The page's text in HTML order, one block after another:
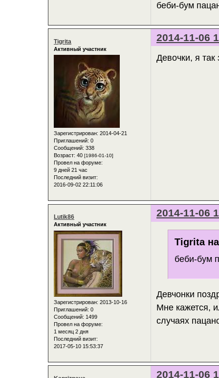
беби-бум
2014-11-06
Tigrita
Активный участник
Зарегистрирован: 2014-04-21
Приглашений: 0
Сообщений: 338
Возраст: 40 [1986-01-10]
Провел на форуме:
9 дней 21 час
Последний визит:
2016-09-02 22:11:06
Девочки, я
2014-11-06
Lutik86
Активный участник
Зарегистрирован: 2013-10-16
Приглашений: 0
Сообщений: 1499
Провел на форуме:
1 месяц 2 дня
Последний визит:
2017-05-10 15:53:37
Tigrita
беби-бум
Девчонки
Мне кажется,
случаях
2014-11-06